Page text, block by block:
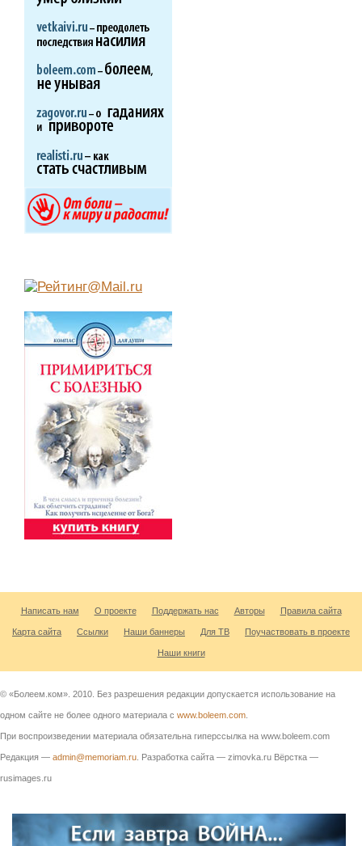
Написать нам О проекте Поддержать нас Авторы Правила сайта
Карта сайта Ссылки Наши баннеры Для ТВ Поучаствовать в проекте
Наши книги
© «Болеем.ком». 2010. Без разрешения редакции допускается использование на
одном сайте не более одного материала с www.boleem.com
При воспроизведении материала обязательна гиперссылка на www.boleem.com
Редакция — admin@memoriam.ru . Разработка сайта — zimovka.ru Вёрстка —
rusimages.ru